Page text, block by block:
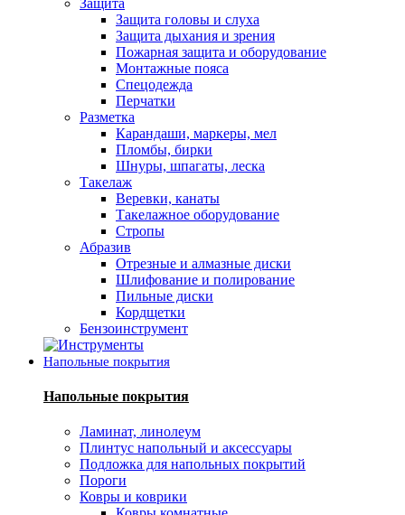
Защита головы и слуха
Защита дыхания и зрения
Пожарная защита и оборудование
Монтажные пояса
Спецодежда
Перчатки
Разметка
Карандаши, маркеры, мел
Пломбы, бирки
Шнуры, шпагаты, леска
Такелаж
Веревки, канаты
Такелажное оборудование
Стропы
Абразив
Отрезные и алмазные диски
Шлифование и полирование
Пильные диски
Кордщетки
Бензоинструмент
Напольные покрытия
Напольные покрытия
Ламинат, линолеум
Плинтус напольный и аксессуары
Подложка для напольных покрытий
Пороги
Ковры и коврики